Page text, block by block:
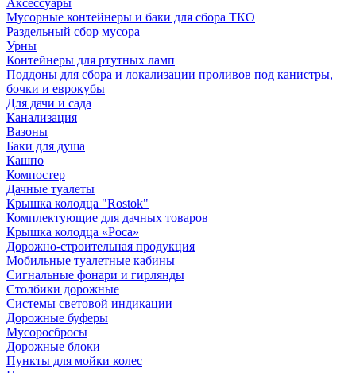
Аксессуары
Мусорные контейнеры и баки для сбора ТКО
Раздельный сбор мусора
Урны
Контейнеры для ртутных ламп
Поддоны для сбора и локализации проливов под канистры,
бочки и еврокубы
Для дачи и сада
Канализация
Вазоны
Баки для душа
Кашпо
Компостер
Дачные туалеты
Крышка колодца "Rostok"
Комплектующие для дачных товаров
Крышка колодца «Роса»
Дорожно-строительная продукция
Мобильные туалетные кабины
Сигнальные фонари и гирлянды
Столбики дорожные
Системы световой индикации
Дорожные буферы
Мусоросбросы
Дорожные блоки
Пункты для мойки колес